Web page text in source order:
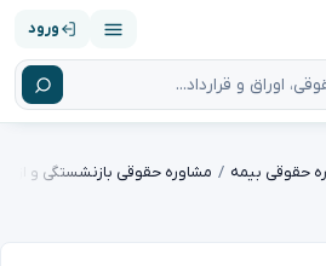
ورود
حقوقی بیمه مشاوره حقوقی بازنشستگی و از